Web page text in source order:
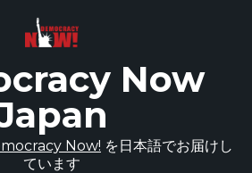
Now
Now! を日本語でお届けし
ています